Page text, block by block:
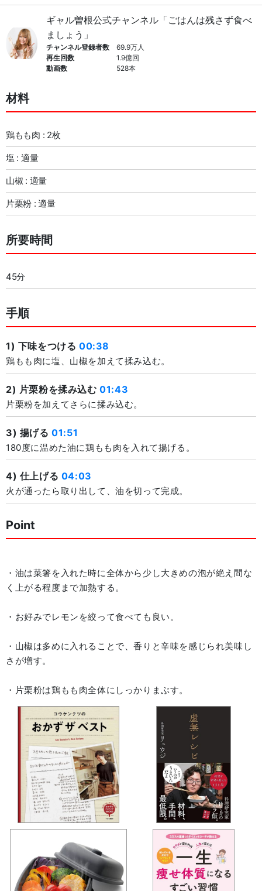
ギャル曽根公式チャンネル「ごはんは残さず食べ
ましょう」
チャンネル登録者数
69.9万人
再生回数
1.9億回
動画数
528本
材料
鶏もも肉 : 2枚
塩 : 適量
山椒 : 適量
片栗粉 : 適量
所要時間
45分
手順
1) 下味をつける 00:38
鶏もも肉に塩、山椒を加えて揉み込む。
2) 片栗粉を揉み込む01:43
片栗粉を加えてさらに揉み込む。
3) 揚げる01:51
180度に温めた油に鶏もも肉を入れて揚げる。
4) 仕上げる 04:03
火が通ったら取り出して、油を切って完成。
Point
・油は菜箸を入れた時に全体から少し大きめの泡が絶え間な
く上がる程度まで加熱する。
・お好みでレモンを絞って食べても良い。
・山椒は多めに入れることで、香りと辛味を感じられ美味し
さが増す。